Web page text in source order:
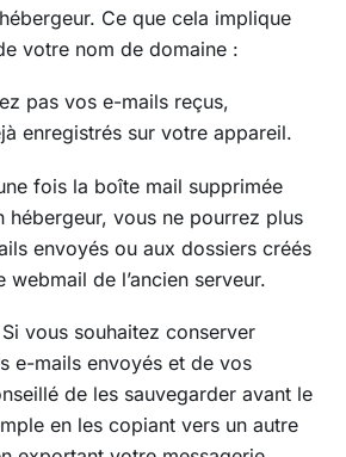
Ce que cela implique
votre nom de domaine :
pas vos e-mails reçus,
enregistrés sur votre appareil.
fois la boîte mail supprimée
hébergeur, vous ne pourrez plus
envoyés ou aux dossiers créés
webmail de l’ancien serveur.
vous souhaitez conserver
e-mails envoyés et de vos
de les sauvegarder avant le
en les copiant vers un autre